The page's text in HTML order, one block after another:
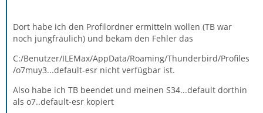
Dort habe ich den Profilordner ermitteln wollen (TB war
noch jungfräulich) und bekam den Fehler das
C:/Benutzer/ILEMax/AppData/Roaming/Thunderbird/Profiles
/o7muy3...default-esr nicht verfügbar ist.
Also habe ich TB beendet und meinen S34...default dorthin
als o7..default-esr kopiert